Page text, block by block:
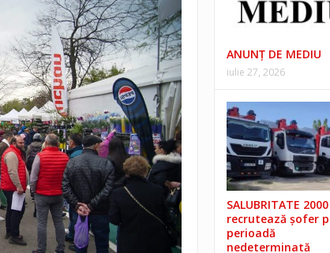
ANUNŢ DE MEDIU
iulie 27, 2026
SALUBRITATE
recrutează șofer
perioadă
nedeterminată